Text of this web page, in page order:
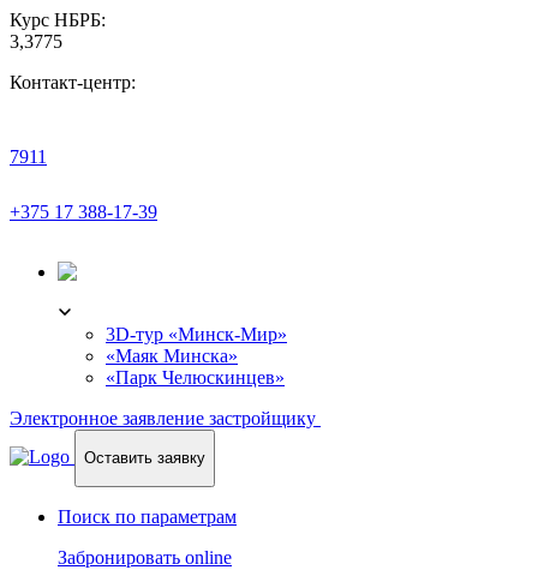
Курс НБРБ:
3,3775
Контакт-центр:
7911
+375 17 388-17-39
3D-тур «Минск-Мир»
«Маяк Минска»
«Парк Челюскинцев»
Электронное заявление застройщику
Оставить заявку
Поиск по параметрам
Забронировать online